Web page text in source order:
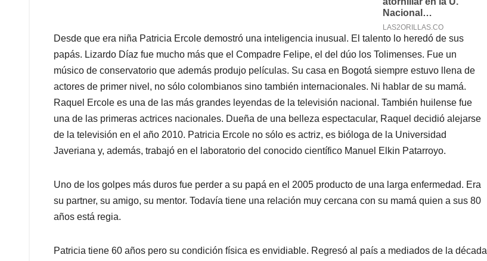
Desde que era niña Patricia Ercole demostró una inteligencia inusual. El talento lo heredó de sus
papás. Lizardo Díaz fue mucho más que el Compadre Felipe, el del dúo los Tolimenses. Fue un
músico de conservatorio que además produjo películas. Su casa en Bogotá siempre estuvo llena de
actores de primer nivel, no sólo colombianos sino también internacionales. Ni hablar de su mamá.
Raquel Ercole es una de las más grandes leyendas de la televisión nacional. También huilense fue
una de las primeras actrices nacionales. Dueña de una belleza espectacular, Raquel decidió alejarse
de la televisión en el año 2010. Patricia Ercole no sólo es actriz, es bióloga de la Universidad
Javeriana y, además, trabajó en el laboratorio del conocido científico Manuel Elkin Patarroyo.
Uno de los golpes más duros fue perder a su papá en el 2005 producto de una larga enfermedad. Era
su partner, su amigo, su mentor. Todavía tiene una relación muy cercana con su mamá quien a sus 80
años está regia.
Patricia tiene 60 años pero su condición física es envidiable. Regresó al país a mediados de la década